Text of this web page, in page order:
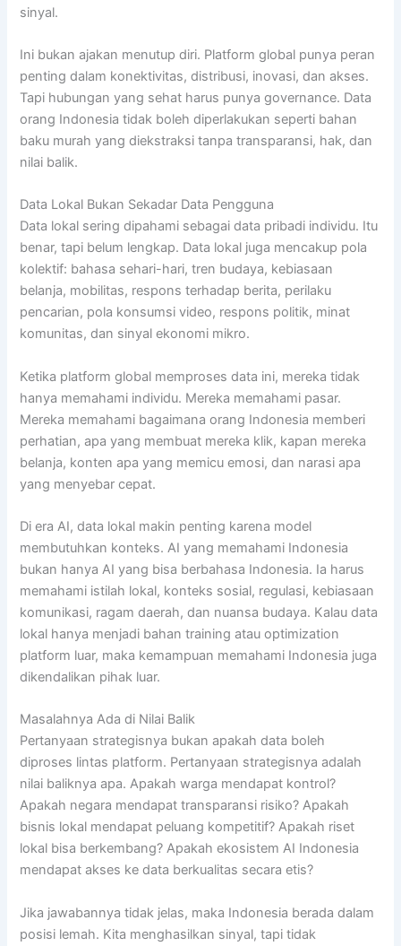
sinyal.
Ini bukan ajakan menutup diri. Platform global punya peran
penting dalam konektivitas, distribusi, inovasi, dan akses.
Tapi hubungan yang sehat harus punya governance. Data
orang Indonesia tidak boleh diperlakukan seperti bahan
baku murah yang diekstraksi tanpa transparansi, hak, dan
nilai balik.
Data Lokal Bukan Sekadar Data Pengguna
Data lokal sering dipahami sebagai data pribadi individu. Itu
benar, tapi belum lengkap. Data lokal juga mencakup pola
kolektif: bahasa sehari-hari, tren budaya, kebiasaan
belanja, mobilitas, respons terhadap berita, perilaku
pencarian, pola konsumsi video, respons politik, minat
komunitas, dan sinyal ekonomi mikro.
Ketika platform global memproses data ini, mereka tidak
hanya memahami individu. Mereka memahami pasar.
Mereka memahami bagaimana orang Indonesia memberi
perhatian, apa yang membuat mereka klik, kapan mereka
belanja, konten apa yang memicu emosi, dan narasi apa
yang menyebar cepat.
Di era AI, data lokal makin penting karena model
membutuhkan konteks. AI yang memahami Indonesia
bukan hanya AI yang bisa berbahasa Indonesia. Ia harus
memahami istilah lokal, konteks sosial, regulasi, kebiasaan
komunikasi, ragam daerah, dan nuansa budaya. Kalau data
lokal hanya menjadi bahan training atau optimization
platform luar, maka kemampuan memahami Indonesia juga
dikendalikan pihak luar.
Masalahnya Ada di Nilai Balik
Pertanyaan strategisnya bukan apakah data boleh
diproses lintas platform. Pertanyaan strategisnya adalah
nilai baliknya apa. Apakah warga mendapat kontrol?
Apakah negara mendapat transparansi risiko? Apakah
bisnis lokal mendapat peluang kompetitif? Apakah riset
lokal bisa berkembang? Apakah ekosistem AI Indonesia
mendapat akses ke data berkualitas secara etis?
Jika jawabannya tidak jelas, maka Indonesia berada dalam
posisi lemah. Kita menghasilkan sinyal, tapi tidak